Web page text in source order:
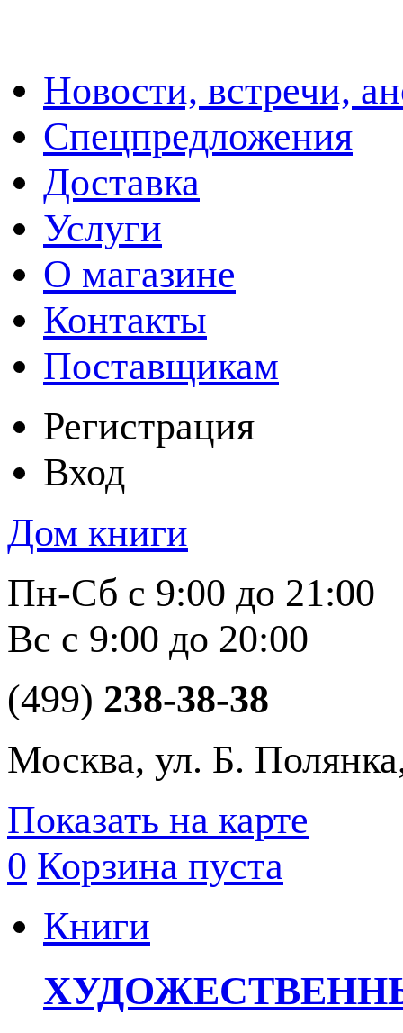
Новости, встречи,
Спецпредложения
Доставка
Услуги
О магазине
Контакты
Поставщикам
Регистрация
Вход
Дом книги
Пн-Сб с 9:00 до 21:00
Вс с 9:00 до 20:00
(499) 238-38-38
Москва, ул. Б.
Показать на карте
0 Корзина пуста
Книги